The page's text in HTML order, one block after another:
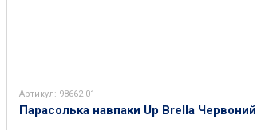
Артикул: 98662-01
Парасолька навпаки Up Brella Червоний